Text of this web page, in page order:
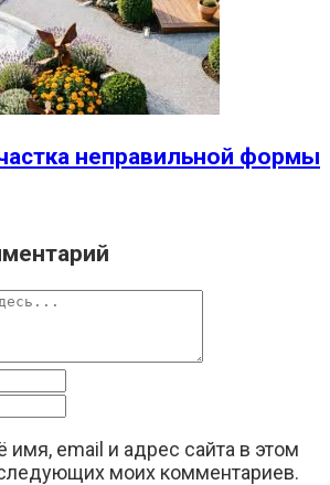
неправильной формы
имя, email и адрес сайта в этом
моих комментариев.